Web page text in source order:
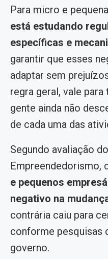
Para micro e
está estudando
específicas e
garantir que esses
adaptar sem
regra geral, vale
gente ainda não
de cada uma das
Segundo avaliação
Empreendedorismo,
e pequenos
negativo na
contrária caiu para
conforme pesquisas
governo.